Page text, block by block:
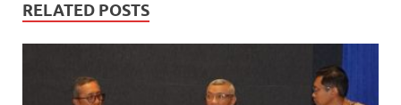
RELATED POSTS